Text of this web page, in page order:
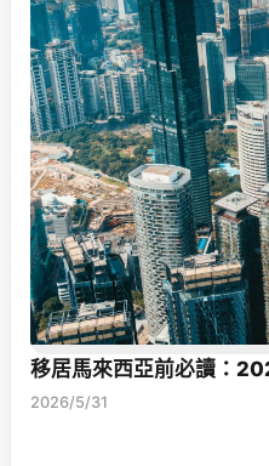
移居馬來西亞前必讀：
2026/5/31